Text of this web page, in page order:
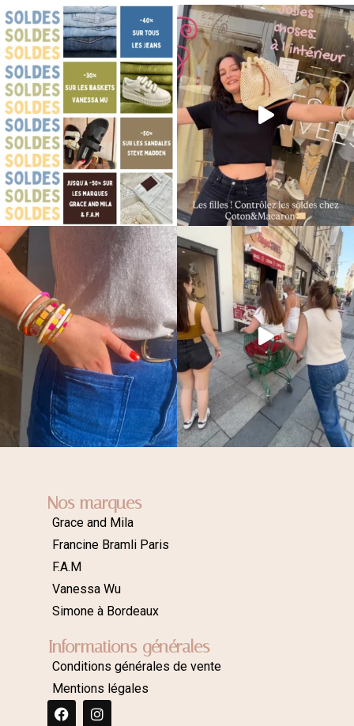
Nos marques
Grace and Mila
Francine Bramli Paris
F.A.M
Vanessa Wu
Simone à Bordeaux
Informations générales
Conditions générales de vente
Mentions légales